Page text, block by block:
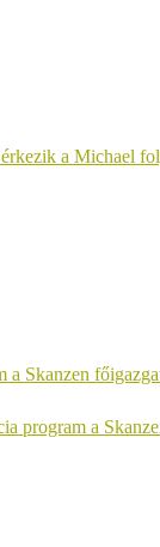
a Michael
a Skanzen
program a